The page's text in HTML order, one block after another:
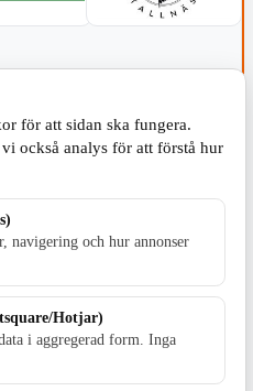
för att sidan ska fungera.
också analys för att förstå hur
navigering och hur annonser
Hotjar)
i aggregerad form. Inga